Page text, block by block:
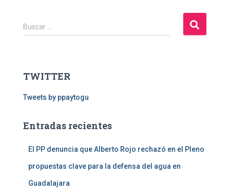
B
u
r
Buscar …
TWITTER
Tweets by ppaytogu
Entradas recientes
El PP denuncia que Alberto Rojo rechazó en el Pleno
propuestas clave para la defensa del agua en
Guadalajara